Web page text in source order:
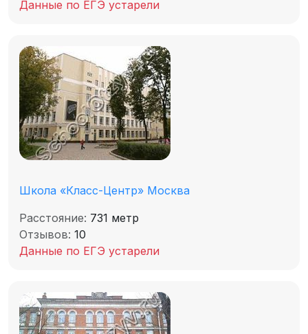
Данные по ЕГЭ устарели
Школа «Класс-Центр» Москва
Расстояние: 731 метр
Отзывов: 10
Данные по ЕГЭ устарели